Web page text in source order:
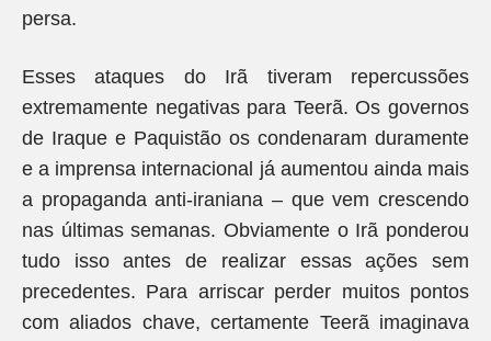
persa.
Esses ataques do Irã tiveram repercussões
extremamente negativas para Teerã. Os governos
de Iraque e Paquistão os condenaram duramente
e a imprensa internacional já aumentou ainda mais
a propaganda anti-iraniana – que vem crescendo
nas últimas semanas. Obviamente o Irã ponderou
tudo isso antes de realizar essas ações sem
precedentes. Para arriscar perder muitos pontos
com aliados chave, certamente Teerã imaginava